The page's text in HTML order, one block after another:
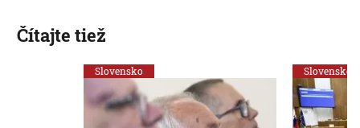
Čítajte tiež
Slovensko Slovensko